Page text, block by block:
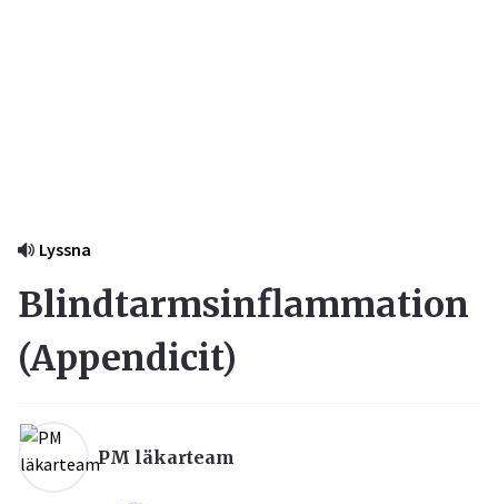
Lyssna
Blindtarmsinflammation
(Appendicit)
PM läkarteam